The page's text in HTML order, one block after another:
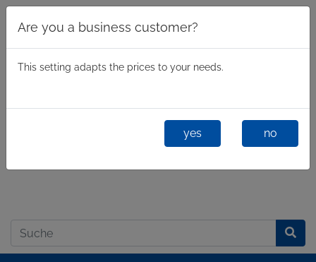
Are you a business customer?
This setting adapts the prices to your needs.
yes no